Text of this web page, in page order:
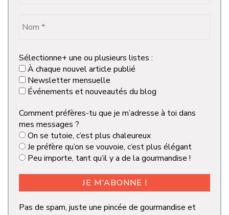
Sélectionne+ une ou plusieurs listes :
À chaque nouvel article publié
Newsletter mensuelle
Événements et nouveautés du blog
Comment préfères-tu que je m’adresse à toi dans
mes messages ?
On se tutoie, c’est plus chaleureux
Je préfère qu’on se vouvoie, c’est plus élégant
Peu importe, tant qu’il y a de la gourmandise !
Pas de spam, juste une pincée de gourmandise et